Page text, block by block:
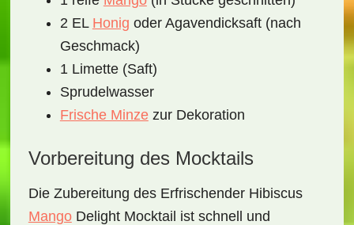
2 EL Honig oder Agavendicksaft (nach
Geschmack)
1 Limette (Saft)
Sprudelwasser
Frische Minzezur Dekoration
Vorbereitung des Mocktails
Die Zubereitung des Erfrischender Hibiscus
MangoDelight Mocktail ist schnell und